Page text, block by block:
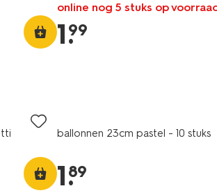
online nog 5 stuks op
1.
99
ballonnen 23cm pastel - 10 stuks
1.
89